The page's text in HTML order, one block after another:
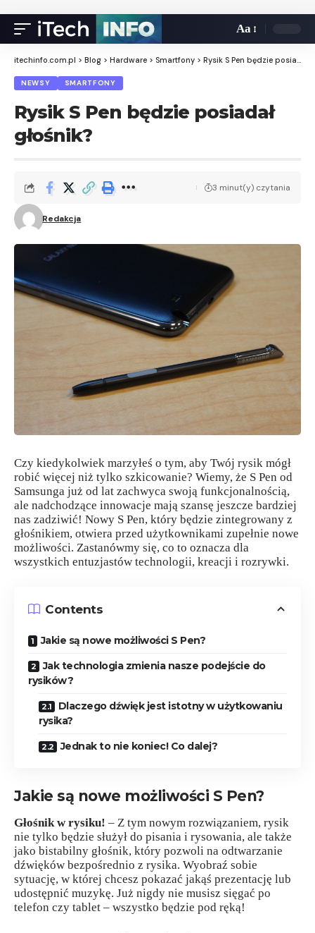
Aa
itechinfo.com.pl > Blog > Hardware > Smartfony > Rysik S Pen będzie posiadał głośnik?
NEWSY SMARTFONY
Rysik S Pen będzie posiadał
głośnik?
Redakcja
3 minut(y) czytania
Czy kiedykolwiek marzyłeś o tym, aby Twój rysik mógł
robić więcej niż tylko szkicowanie? Wiemy, że S Pen od
Samsunga już od lat zachwyca swoją funkcjonalnością,
ale nadchodzące innowacje mają szansę jeszcze bardziej
nas zadziwić! Nowy S Pen, który będzie zintegrowany z
głośnikiem, otwiera przed użytkownikami zupełnie nowe
możliwości. Zastanówmy się, co to oznacza dla
wszystkich entuzjastów technologii, kreacji i rozrywki.
Contents
Jakie są nowe możliwości S Pen?
Jak technologia zmienia nasze podejście do
rysików?
Dlaczego dźwięk jest istotny w użytkowaniu
rysika?
Jednak to nie koniec! Co dalej?
Jakie są nowe możliwości S Pen?
Głośnik w rysiku! – Z tym nowym rozwiązaniem, rysik
nie tylko będzie służył do pisania i rysowania, ale także
jako bistabilny głośnik, który pozwoli na odtwarzanie
dźwięków bezpośrednio z rysika. Wyobraź sobie
sytuację, w której chcesz pokazać jakąś prezentację lub
udostępnić muzykę. Już nigdy nie musisz sięgać po
telefon czy tablet – wszystko będzie pod ręką!